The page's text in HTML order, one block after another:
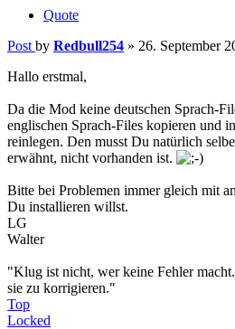
Quote
Post by Redbull254 » 26. September
Hallo erstmal,
Da die Mod keine deutschen Sprach-
englischen Sprach-Files kopieren und
reinlegen. Den musst Du natürlich
erwähnt, nicht vorhanden ist.
Bitte bei Problemen immer gleich mit
Du installieren willst.
LG
Walter
"Klug ist nicht, wer keine Fehler
sie zu korrigieren."
Top
Locked